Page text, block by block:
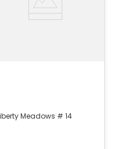
Meadows # 14